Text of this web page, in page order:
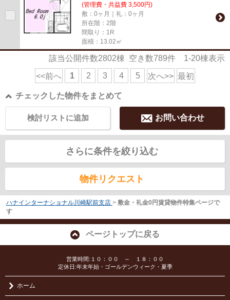
(管理費・共益費 3,500円)
敷：0ヶ月｜礼：0ヶ月
所在階：2階
間取り：1R
面積：13.02㎡
該当公開件数2802棟 空き数789件 1-20棟表示
<<前へ 1 2 3 4 5 次へ>> 最初
チェックした物件をまとめて
お問い合わせ
検討リストに追加
さらに条件を絞り込む
物件リクエスト
ハナインターナショナル川崎駅前支店 > 敷金・礼金0円賃貸物件特集ページで
す
ページトップに戻る
営業時間:１０：００ ～ １８：００
定休日:年末年始・ゴールデンウィーク・夏季
ホーム